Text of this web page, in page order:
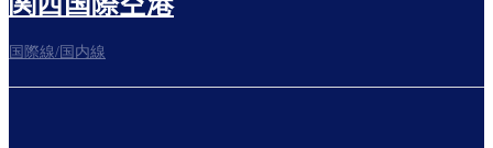
国際線/国内線